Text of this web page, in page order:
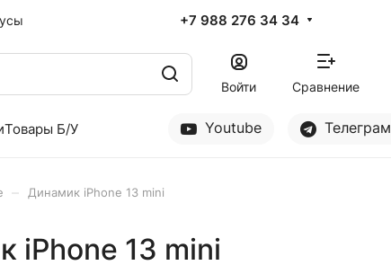
+7 988 276 34 34
Войти Сравнение
Товары Б/У Youtube Телеграм
Динамик iPhone 13 mini
iPhone 13 mini